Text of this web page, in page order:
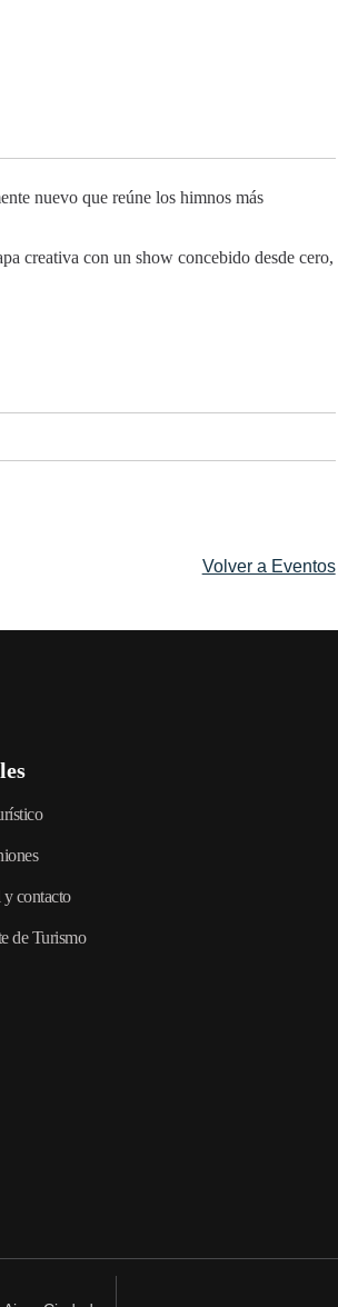
nuevo que reúne los himnos más
creativa con un show concebido desde cero,
Volver a Eventos
y contacto
de Turismo